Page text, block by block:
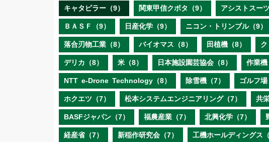
キャタピラー（9） 関東甲信クボタ（9） アシストスーツ
ＢＡＳＦ（9） 日産化学（9） ニコン・トリンブル（9）
落合刃物工業（8） バイオマス（8） 田植機（8） ク
デリカ（8） 米（8） 日本施設園芸協会（8） 作業機
NTT e‐Drone Technology（8） 除雪機（7） ゴルフ場
ホクエツ（7） 松本システムエンジニアリング（7） 共
BASFジャパン（7） 福農産業（7） 北興化学（7）
経産省（7） 新稲作研究会（7） 工機ホールディングス（